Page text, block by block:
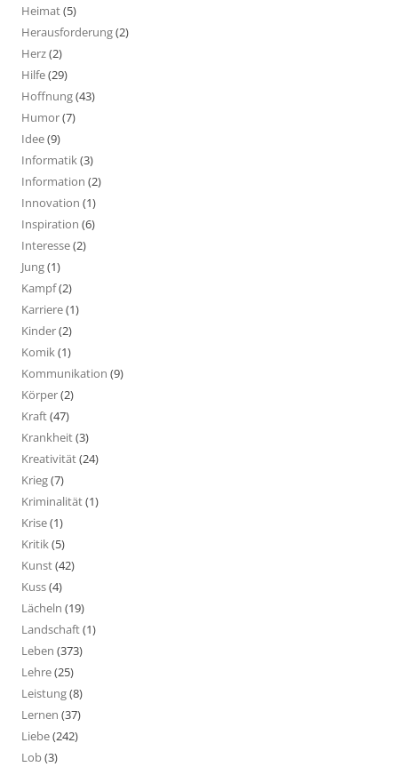
Heimat(5)
Herausforderung(2)
Herz(2)
Hilfe(29)
Hoffnung(43)
Humor(7)
Idee(9)
Informatik(3)
Information (2)
Innovation (1)
Inspiration (6)
Interesse(2)
Jung(1)
Kampf(2)
Karriere(1)
Kinder(2)
Komik(1)
Kommunikation (9)
Körper(2)
Kraft(47)
Krankheit(3)
Kreativität(24)
Krieg(7)
Kriminalität(1)
Krise(1)
Kritik(5)
Kunst(42)
Kuss(4)
Lächeln (19)
Landschaft(1)
Leben (373)
Lehre(25)
Leistung(8)
Lernen (37)
Liebe(242)
Lob(3)